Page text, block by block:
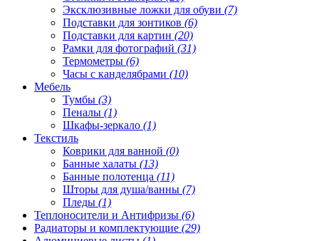
Эксклюзивные ложки для обуви (7)
Подставки для зонтиков (6)
Подставки для картин (20)
Рамки для фотографий (31)
Термометры (6)
Часы с канделябрами (10)
Мебель
Тумбы (3)
Пеналы (1)
Шкафы-зеркало (1)
Текстиль
Коврики для ванной (0)
Банные халаты (13)
Банные полотенца (11)
Шторы для душа/ванны (7)
Пледы (1)
Теплоносители и Антифризы (6)
Радиаторы и комплектующие (29)